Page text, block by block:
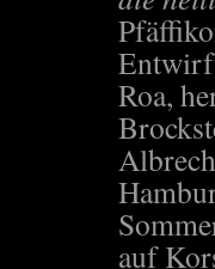
Roa,
auf